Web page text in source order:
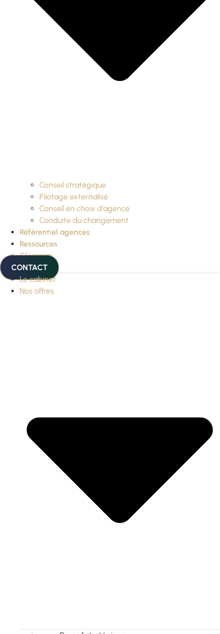
Conseil stratégique
Pilotage externalisé
Conseil en choix d’agence
Conduite du changement
Référentiel agences
Ressources
Glossaire
CONTACT
Le cabinet
Nos offres